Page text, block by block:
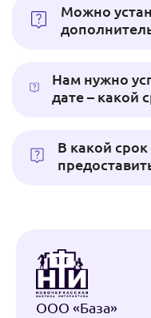
Можно
Нам нужно
дате – какой
В какой
ООО «База»